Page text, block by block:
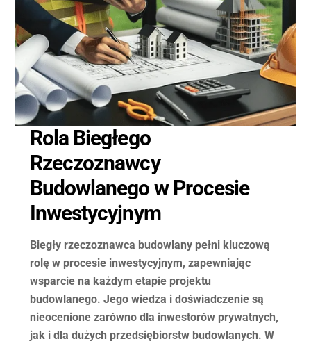
Rola Biegłego
Rzeczoznawcy
Budowlanego w Procesie
Inwestycyjnym
Biegły rzeczoznawca budowlany pełni kluczową
rolę w procesie inwestycyjnym, zapewniając
wsparcie na każdym etapie projektu
budowlanego. Jego wiedza i doświadczenie są
nieocenione zarówno dla inwestorów prywatnych,
jak i dla dużych przedsiębiorstw budowlanych. W